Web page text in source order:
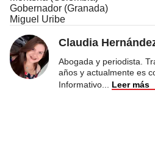
Gobernador (Granada)
Miguel Uribe
Claudia
Abogada y periodista.
años y actualmente es
Informativo
Leer más